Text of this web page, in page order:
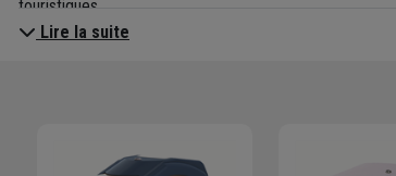
touristiques.
Les micro-stations ATB sont pensées pour combiner
respectueux de l’environnement.
Lire la suite